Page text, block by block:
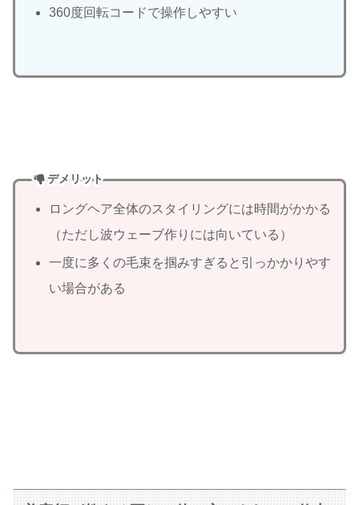
360度回転コードで操作しやすい
デメリット
ロングヘア全体のスタイリングには時間がかかる
（ただし波ウェーブ作りには向いている）
一度に多くの毛束を掴みすぎると引っかかりやす
い場合がある